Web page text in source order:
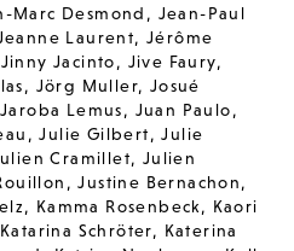
Marc Desmond , Jean-Paul
Laurent,Jérôme
Jinny Jacinto, Jive Faury,
, Jörg Muller, Josué
Lemus, Juan Paulo,
,Julie Gilbert,Julie
Cramillet, Julien
,Justine Bernachon,
, Kamma Rosenbeck, Kaori
Katarina Schröter, Katerina